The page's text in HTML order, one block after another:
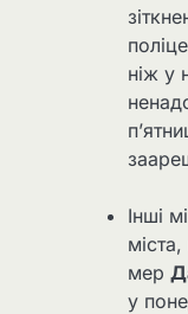
ніж у
Інші
мер
у